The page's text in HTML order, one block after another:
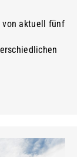
von aktuell fünf